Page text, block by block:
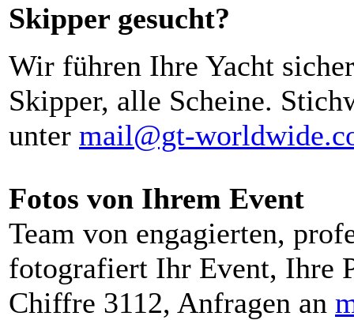
Skipper gesucht?
Wir führen Ihre Yacht
Skipper, alle Scheine.
unter mail@gt-
Fotos von Ihrem Event
Team von engagierten,
fotografiert Ihr Event, Ihre
Chiffre 3112, Anfragen an